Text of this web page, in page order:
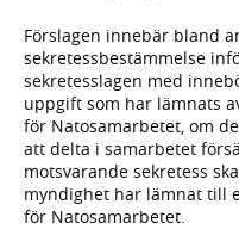
Förslagen innebär bland
sekretessbestämmelse
sekretesslagen med
uppgift som har lämnats
för Natosamarbetet, om
att delta i samarbetet
motsvarande sekretess
myndighet har lämnat till
för Natosamarbetet.